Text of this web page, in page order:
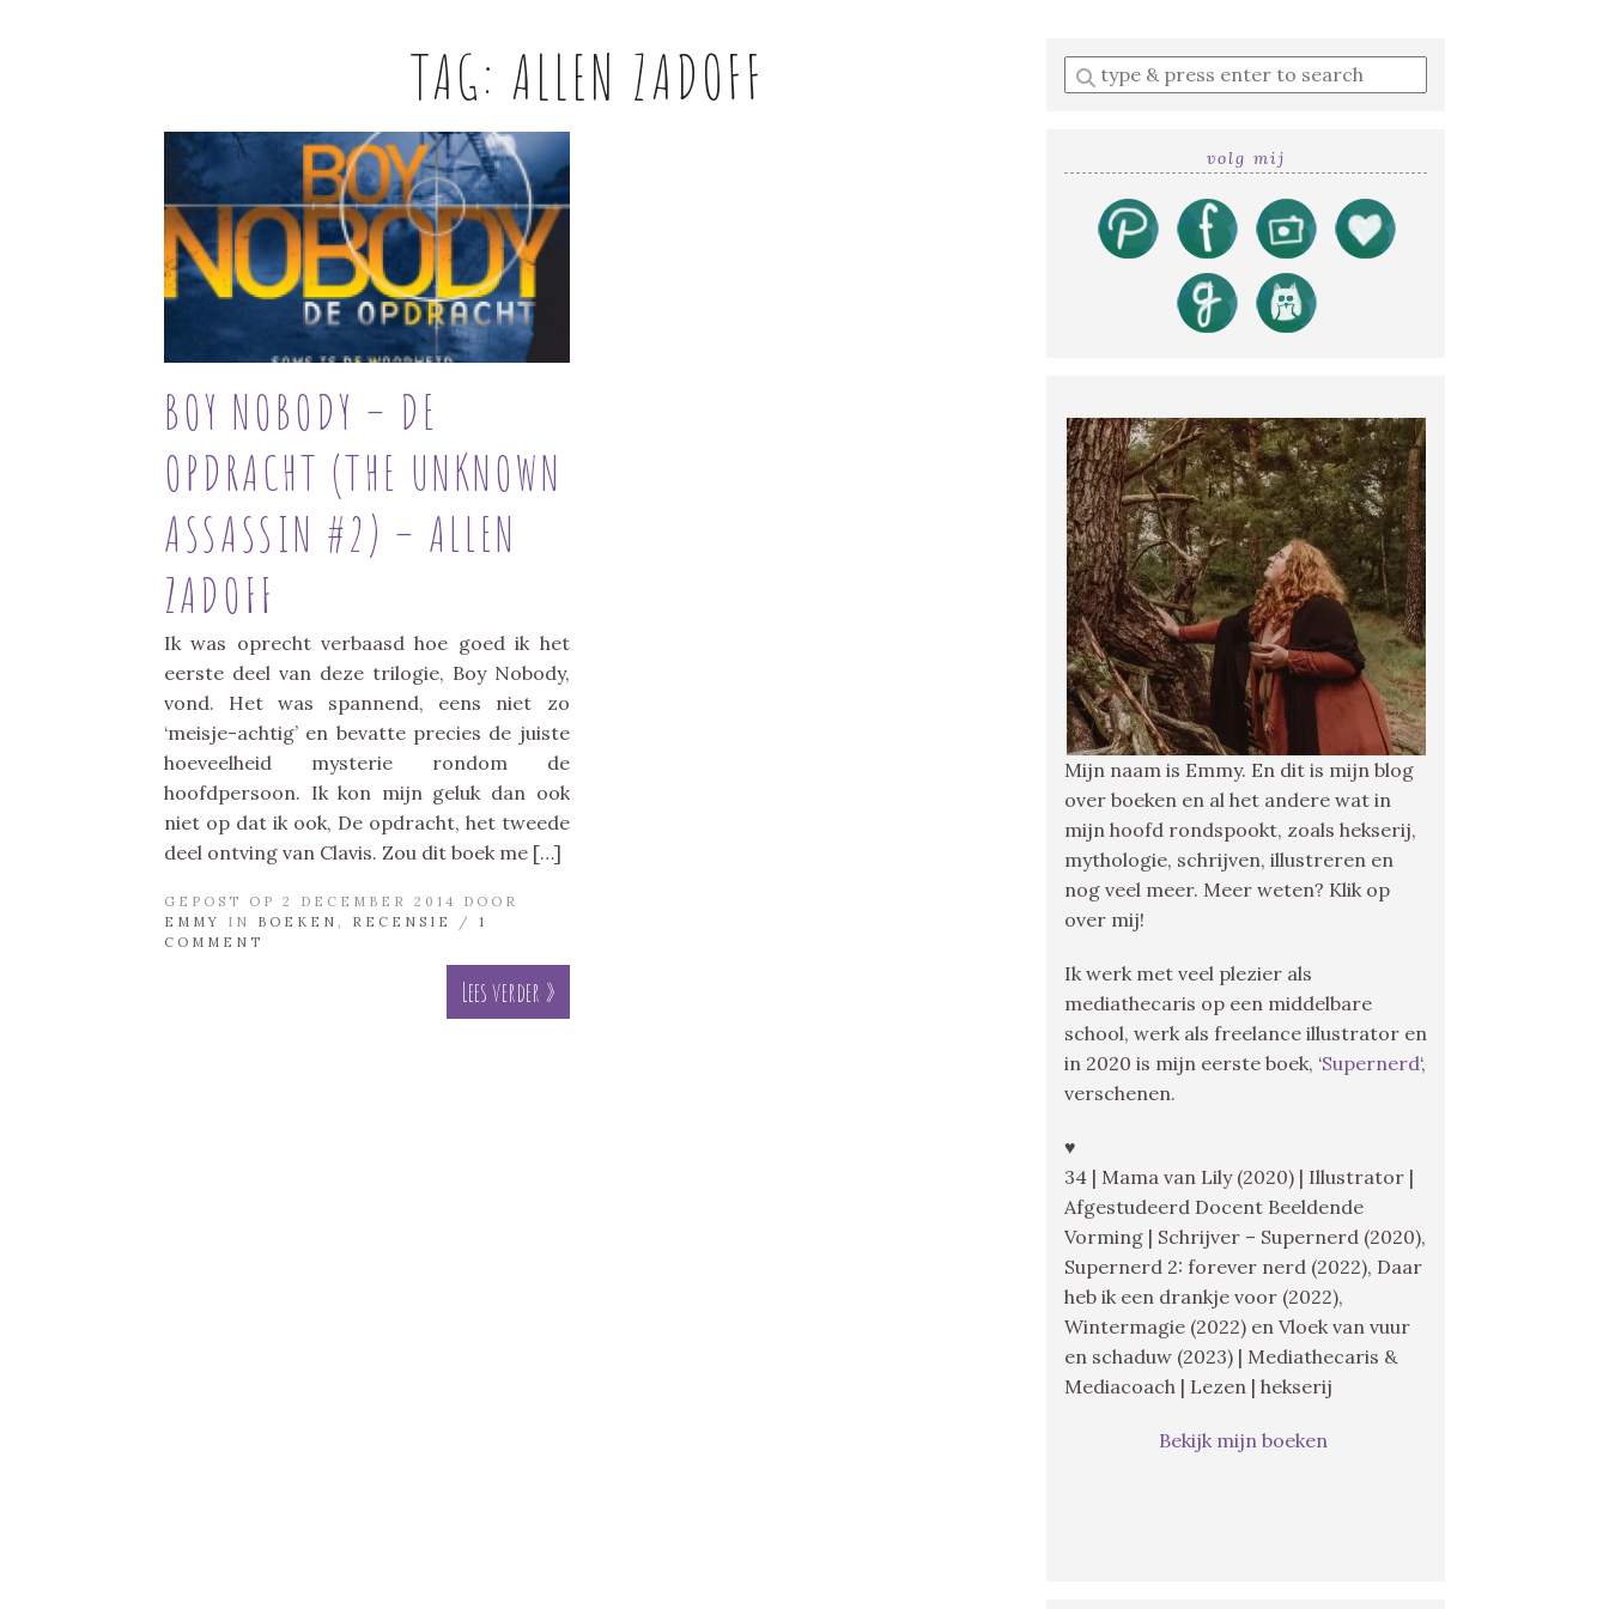
TAG: ALLEN ZADOFF
BOY NOBODY – DE
OPDRACHT (THE UNKNOWN
ASSASSIN #2) – ALLEN
ZADOFF
Ik was oprecht verbaasd hoe goed ik het
eerste deel van deze trilogie, Boy Nobody,
vond. Het was spannend, eens niet zo
‘meisje-achtig’ en bevatte precies de juiste
hoeveelheid mysterie rondom de
hoofdpersoon. Ik kon mijn geluk dan ook
niet op dat ik ook, De opdracht, het tweede
deel ontving van Clavis. Zou dit boek me […]
GEPOST OP 2 DECEMBER 2014 DOOR
EMMY
IN BOEKEN , RECENSIE / 1
COMMENT
Lees verder »
Enter
a
volg mij
Mijn naam is Emmy. En dit is mijn blog
over boeken en al het andere wat in
mijn hoofd rondspookt, zoals hekserij,
mythologie, schrijven, illustreren en
nog veel meer. Meer weten? Klik op
over mij!
Ik werk met veel plezier als
mediathecaris op een middelbare
school, werk als freelance illustrator en
in 2020 is mijn eerste boek, ‘Supernerd‘,
verschenen.
♥
34 | Mama van Lily (2020) | Illustrator |
Afgestudeerd Docent Beeldende
Vorming | Schrijver – Supernerd (2020),
Supernerd 2: forever nerd (2022), Daar
heb ik een drankje voor (2022),
Wintermagie (2022) en Vloek van vuur
en schaduw (2023) | Mediathecaris &
Mediacoach | Lezen | hekserij
Bekijk mijn boeken